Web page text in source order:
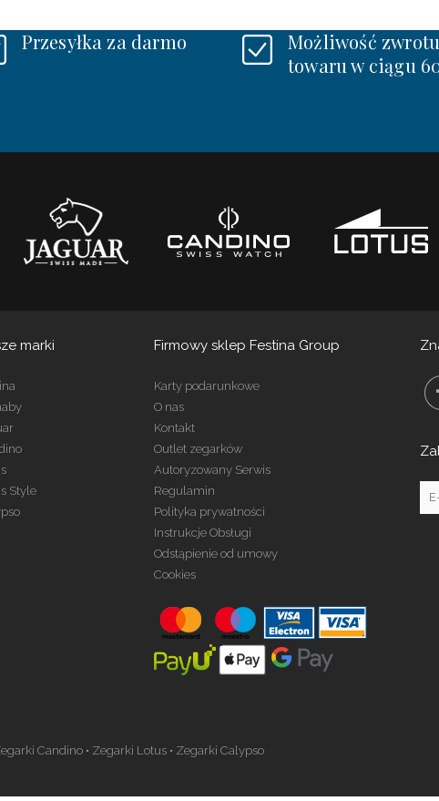
Przesyłka za darmo
Możliwość zwrotu
towaru w ciągu
marki
Style
Firmowy sklep Festina Group
Karty podarunkowe
O nas
Kontakt
Outlet zegarków
Autoryzowany Serwis
Regulamin
Polityka prywatności
Instrukcje Obsługi
Odstąpienie od umowy
Cookies
Candino • Zegarki Lotus • Zegarki Calypso